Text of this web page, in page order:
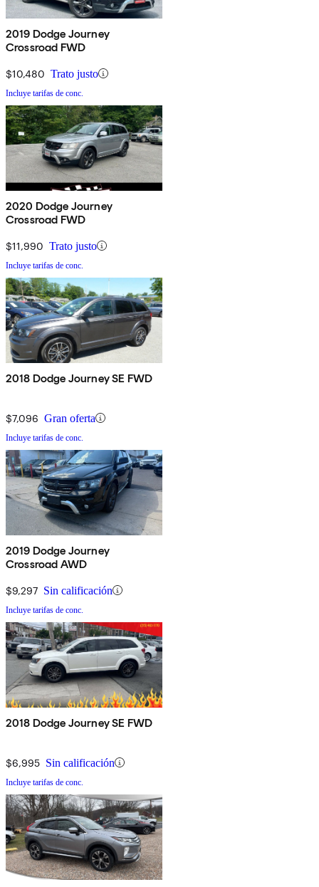
2019 Dodge Journey
Crossroad FWD
$10,480 Trato justo
Incluye tarifas de conc.
2020 Dodge Journey
Crossroad FWD
$11,990 Trato justo
Incluye tarifas de conc.
2018 Dodge Journey SE FWD
$7,096 Gran oferta
Incluye tarifas de conc.
2019 Dodge Journey
Crossroad AWD
$9,297 Sin calificación
Incluye tarifas de conc.
2018 Dodge Journey SE FWD
$6,995 Sin calificación
Incluye tarifas de conc.